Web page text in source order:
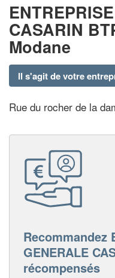
CASARIN
Modane
Il s'agit de votre
Rue du rocher de la
Recommandez
GENERALE
récompensés